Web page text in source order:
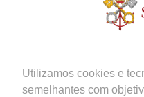
Utilizamos cookies e
semelhantes com